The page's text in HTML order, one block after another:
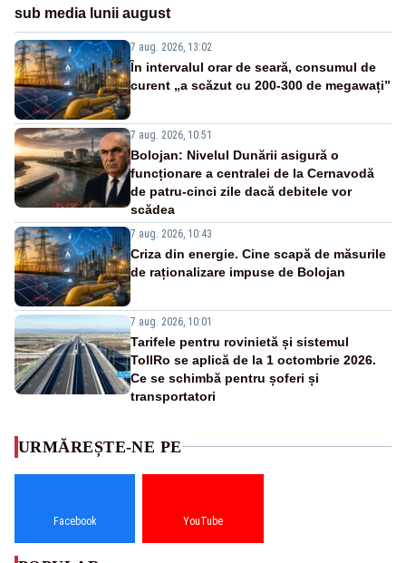
sub media lunii august
7 aug. 2026, 13:02
În intervalul orar de seară, consumul de
curent „a scăzut cu 200-300 de megawați”
7 aug. 2026, 10:51
Bolojan: Nivelul Dunării asigură o
funcționare a centralei de la Cernavodă
de patru-cinci zile dacă debitele vor
scădea
7 aug. 2026, 10:43
Criza din energie. Cine scapă de măsurile
de raționalizare impuse de Bolojan
7 aug. 2026, 10:01
Tarifele pentru rovinietă și sistemul
TollRo se aplică de la 1 octombrie 2026.
Ce se schimbă pentru șoferi și
transportatori
URMĂREȘTE-NE PE
Facebook YouTube